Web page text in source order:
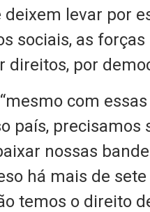
deixem levar por
sociais, as
direitos, por
com
país,
nossas
há mais de
temos o direito